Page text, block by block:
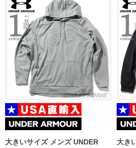
大きいサイズ メンズ UNDER
大き